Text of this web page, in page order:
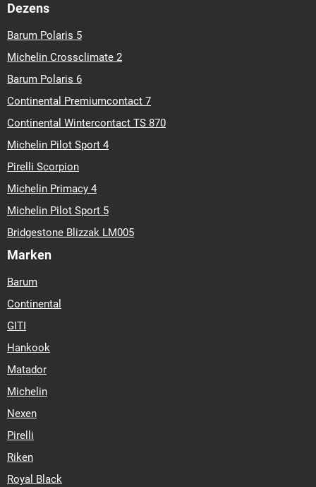
Dezens
Barum Polaris 5
Michelin Crossclimate 2
Barum Polaris 6
Continental Premiumcontact 7
Continental Wintercontact TS 870
Michelin Pilot Sport 4
Pirelli Scorpion
Michelin Primacy 4
Michelin Pilot Sport 5
Bridgestone Blizzak LM005
Marken
Barum
Continental
GITI
Hankook
Matador
Michelin
Nexen
Pirelli
Riken
Royal Black